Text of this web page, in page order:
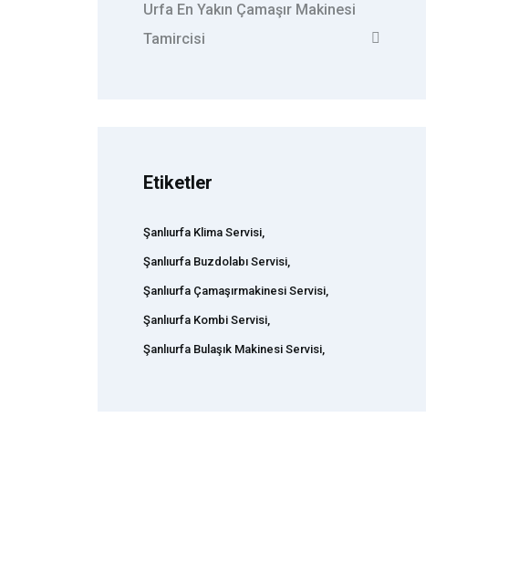
Urfa En Yakın Çamaşır Makinesi
Tamircisi
Etiketler
Şanlıurfa Klima Servisi,
Şanlıurfa Buzdolabı Servisi,
Şanlıurfa Çamaşırmakinesi Servisi,
Şanlıurfa Kombi Servisi,
Şanlıurfa Bulaşık Makinesi Servisi,